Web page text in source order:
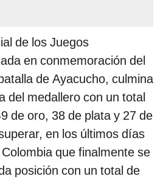
de los Juegos
en conmemoración del
de Ayacucho, culmina
del medallero con un total
de oro, 38 de plata y 27 de
en los últimos días
que finalmente se
posición con un total de